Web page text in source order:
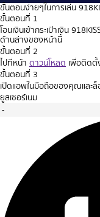
ขั้นตอนง่ายๆในการเล่น
ขั้นตอนที่ 1
โอนเงินเข้ากระเป๋าเงิน
ด้านล่างของหน้านี้
ขั้นตอนที่ 2
ไปที่หน้า ดาวน์โหลด เพื่อติด
ขั้นตอนที่ 3
เปิดแอพในมือถือของคุณและ
ยูสเซอร์เนม